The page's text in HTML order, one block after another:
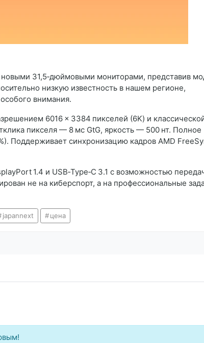
новыми 31,5‑дюймовыми мониторами, представив
низкую известность в нашем регионе,
внимания.
6016 × 3384 пикселей (6K) и
пикселя — 8 мс GtG, яркость — 500 нт. Полное
Поддерживает синхронизацию кадров AMD
1.4 и USB‑Type‑C 3.1 с возможностью
не на киберспорт, а на профессиональные
japannext цена